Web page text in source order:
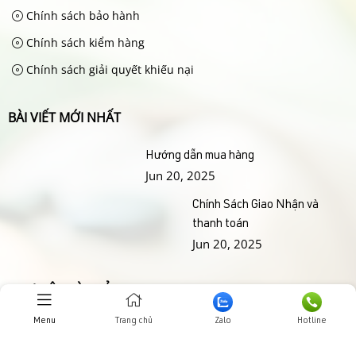
Chính sách bảo hành
Chính sách kiểm hàng
Chính sách giải quyết khiếu nại
BÀI VIẾT MỚI NHẤT
Hướng dẫn mua hàng
Jun 20, 2025
Chính Sách Giao Nhận và
thanh toán
Jun 20, 2025
THƯ VIỆN HÌNH ẢNHH
Menu Trang chủ Zalo Hotline